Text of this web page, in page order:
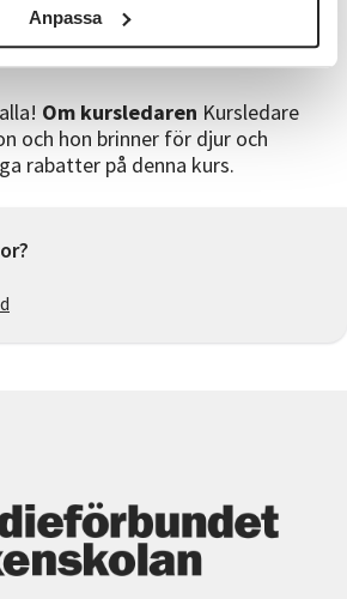
Anpassa
bokas separat 125 kr Vid bokning
ett örtpaket som gåva
Om kursledaren Kursledare
och hon brinner för djur och
rabatter på denna kurs.